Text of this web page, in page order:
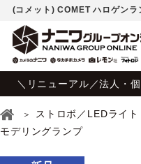
(コメット) COMET ハロゲン
＼リニューアル／法人・
ストロボ／LEDライト
モデリングランプ